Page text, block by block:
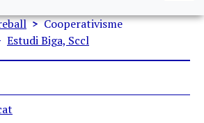
Cooperativisme
Estudi Biga, Sccl